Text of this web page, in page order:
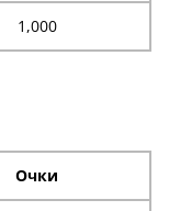
1,000
Очки